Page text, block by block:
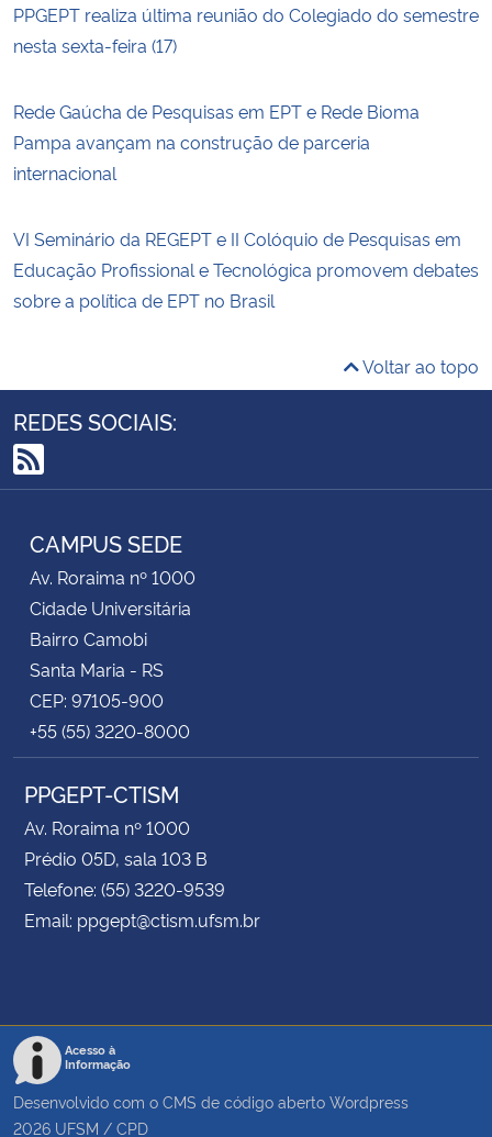
PPGEPT realiza última reunião do Colegiado do semestre
nesta sexta-feira (17)
Rede Gaúcha de Pesquisas em EPT e Rede Bioma
Pampa avançam na construção de parceria
internacional
VI Seminário da REGEPT e II Colóquio de Pesquisas em
Educação Profissional e Tecnológica promovem debates
sobre a política de EPT no Brasil
Voltar ao topo
REDES SOCIAIS:
RSS
CAMPUS SEDE
Av. Roraima nº 1000
Cidade Universitária
Bairro Camobi
Santa Maria - RS
CEP: 97105-900
+55 (55) 3220-8000
PPGEPT-CTISM
Av. Roraima nº 1000
Prédio 05D, sala 103 B
Telefone: (55) 3220-9539
Email: ppgept@ctism.ufsm.br
Acesso à
Informação
Desenvolvido com o CMS de código aberto Wordpress
2026 UFSM / CPD